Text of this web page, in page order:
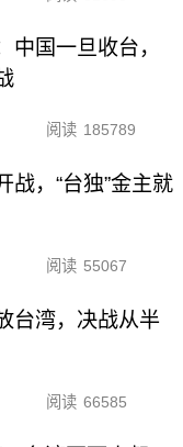
中国一旦收台，
阅读 185789
战，“台独”金主就
阅读 55067
台湾，决战从半
阅读 66585